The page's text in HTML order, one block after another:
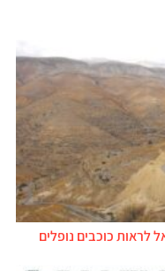
לראות כוכבים נופלים